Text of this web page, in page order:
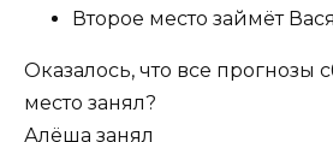
Второе место займёт
Оказалось, что все прогнозы
место занял?
Алёша занял